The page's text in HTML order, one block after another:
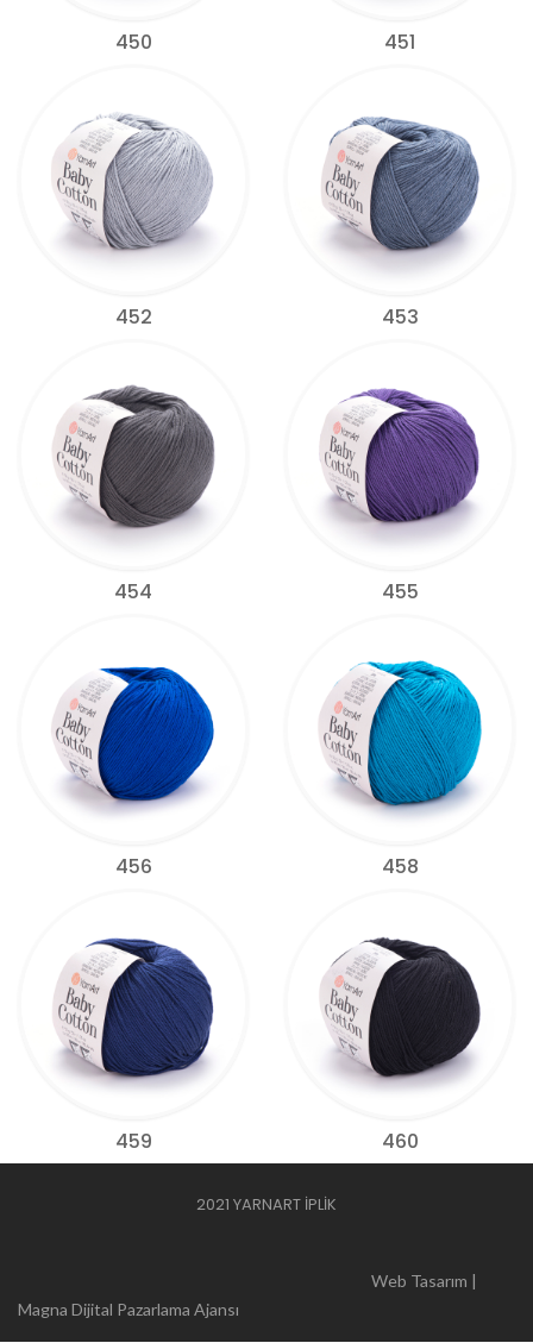
450 451
452 453
454 455
456 458
459 460
2021 YARNART İPLİK
Web Tasarım |
Magna Dijital Pazarlama Ajansı